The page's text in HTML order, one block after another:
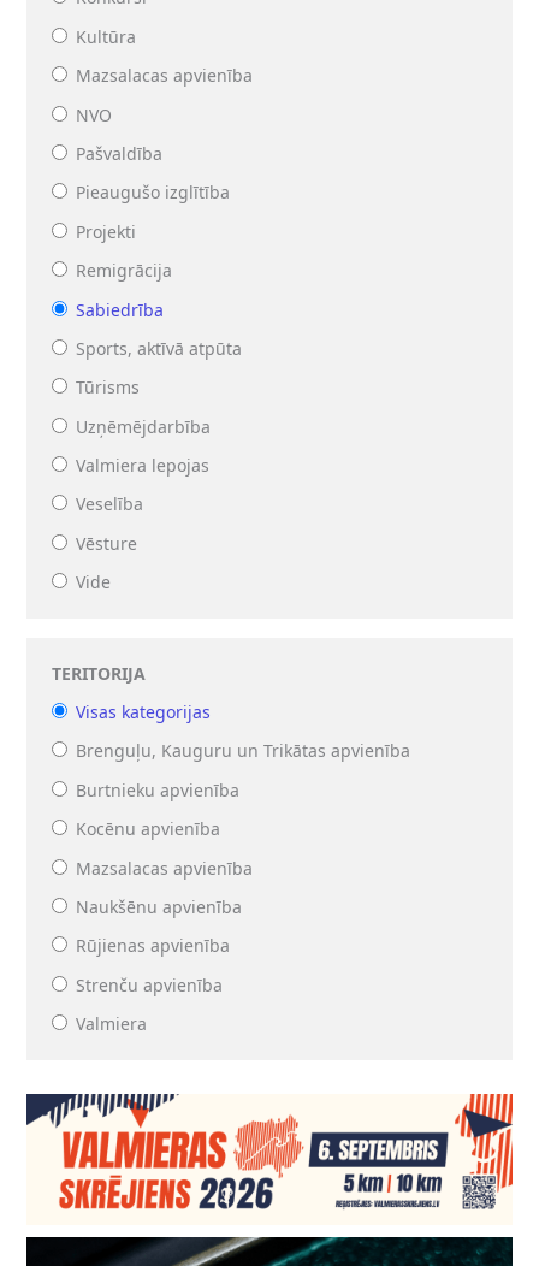
Kultūra
Mazsalacas apvienība
NVO
Pašvaldība
Pieaugušo izglītība
Projekti
Remigrācija
Sabiedrība
Sports, aktīvā atpūta
Tūrisms
Uzņēmējdarbība
Valmiera lepojas
Veselība
Vēsture
Vide
TERITORIJA
Visas kategorijas
Brenguļu, Kauguru un Trikātas apvienība
Burtnieku apvienība
Kocēnu apvienība
Mazsalacas apvienība
Naukšēnu apvienība
Rūjienas apvienība
Strenču apvienība
Valmiera